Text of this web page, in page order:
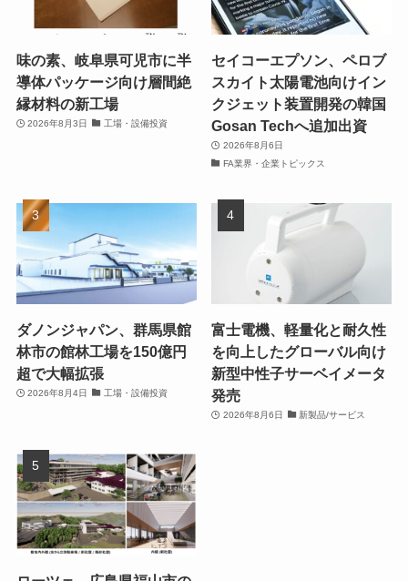
味の素、岐阜県可児市に半
導体パッケージ向け層間絶
縁材料の新工場
2026年8月3日 工場・設備投資
セイコーエプソン、ペロブ
スカイト太陽電池向けイン
クジェット装置開発の韓国
Gosan Techへ追加出資
2026年8月6日
FA業界・企業トピックス
ダノンジャパン、群馬県館
林市の館林工場を150億円
超で大幅拡張
2026年8月4日 工場・設備投資
富士電機、軽量化と耐久性
を向上したグローバル向け
新型中性子サーベイメータ
発売
2026年8月6日 新製品/サービス